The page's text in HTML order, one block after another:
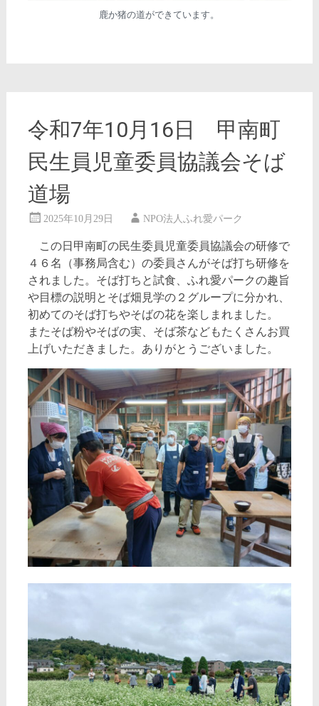
鹿か猪の道ができています。
令和7年10月16日 甲南町
民生員児童委員協議会そば
道場
2025年10月29日 NPO法人ふれ愛パーク
この日甲南町の民生委員児童委員協議会の研修で
４６名（事務局含む）の委員さんがそば打ち研修を
されました。そば打ちと試食、ふれ愛パークの趣旨
や目標の説明とそば畑見学の２グループに分かれ、
初めてのそば打ちやそばの花を楽しまれました。
またそば粉やそばの実、そば茶などもたくさんお買
上げいただきました。ありがとうございました。